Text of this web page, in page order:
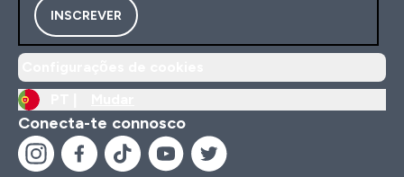
INSCREVER
Conecta-te connosco